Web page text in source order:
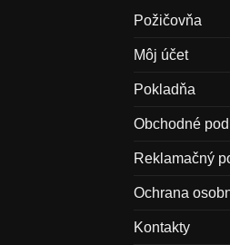
Požičovňa
Môj účet
Pokladňa
Obchodné
Reklamačný
Ochrana
Kontakty